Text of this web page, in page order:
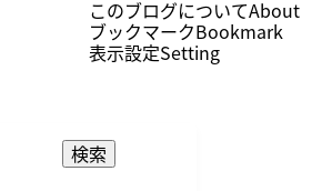
このブログについてAbout
ブックマークBookmark
表示設定Setting
検索